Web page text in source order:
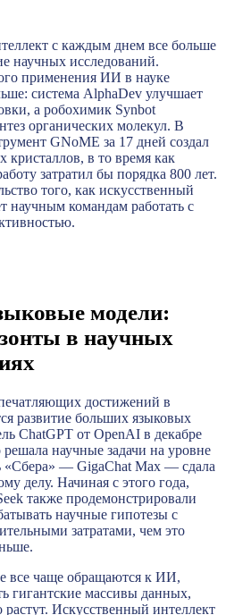
с каждым днем все больше
научных исследований.
применения ИИ в науке
система AlphaDev улучшает
а робохимик Synbot
органических молекул. В
GNoME за 17 дней создал
кристаллов, в то время как
затратил бы порядка 800 лет.
того, как искусственный
научным командам работать с
модели:
в научных
достижений в
развитие больших языковых
ChatGPT от OpenAI в декабре
научные задачи на уровне
«Сбера» — GigaChat Max — сдала
делу. Начиная с этого года,
также продемонстрировали
научные гипотезы с
затратами, чем это
все чаще обращаются к ИИ,
гигантские массивы данных,
растут. Искусственный интеллект